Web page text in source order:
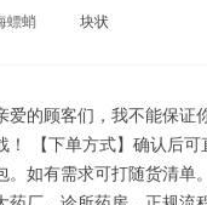
螵蛸 块状
爱的顾客们，我不能保证
！ 【下单方式】确认后
。如有需求可打随货清单